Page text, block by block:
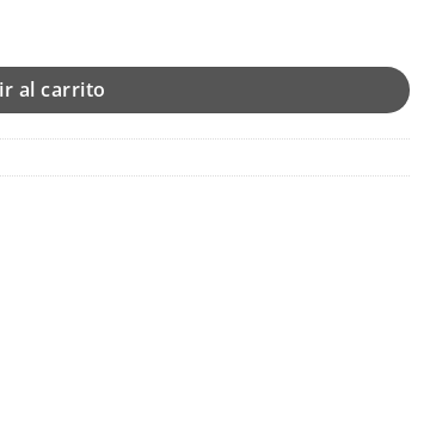
Torralba cantidad
al carrito